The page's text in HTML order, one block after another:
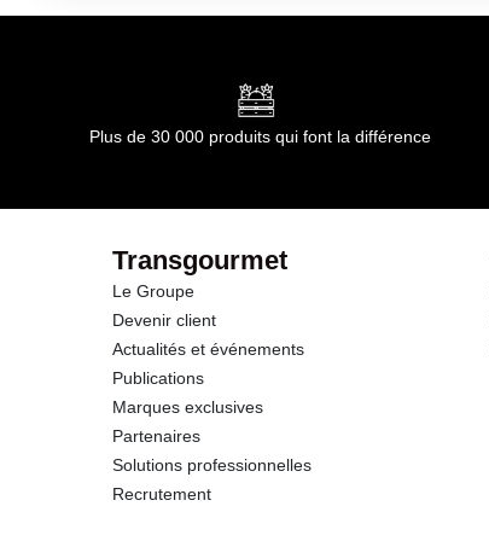
Protéines
Sel
Durée totale du produit :12 mois
Plus de 30 000 produits qui font la différence
Transgourmet
Le Groupe
Devenir client
Actualités et événements
Publications
Marques exclusives
Partenaires
Solutions professionnelles
Recrutement